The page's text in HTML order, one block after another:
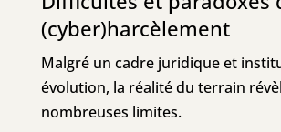
(cyber)harcèlement
Malgré un cadre juridique et
évolution, la réalité du terrain
nombreuses limites.